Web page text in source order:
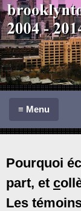
≡ Menu
Pourquoi
part, et c
Les